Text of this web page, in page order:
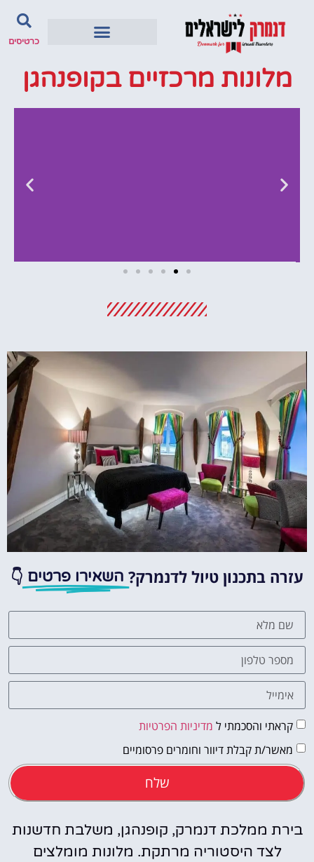
כרטיסים
מלונות מרכזיים בקופנהגן
מציאת מלון
עזרה בתכנון טיול לדנמרק? השאירו פרטים 👇
קראתי והסכמתי ל מדיניות הפרטיות
מאשר/ת קבלת דיוור וחומרים פרסומיים
שלח
בירת ממלכת דנמרק, קופנהגן, משלבת חדשנות
לצד היסטוריה מרתקת. מלונות מומלצים